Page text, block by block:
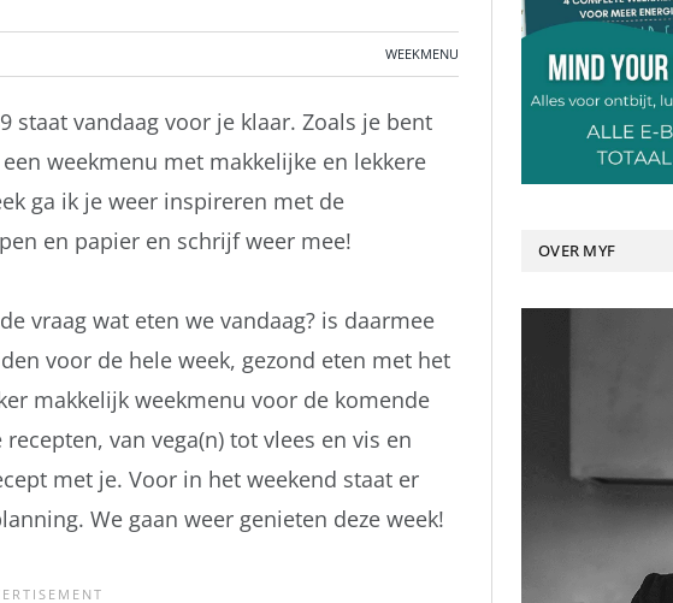
WEEKMENU
staat vandaag voor je klaar. Zoals je bent
weekmenu met makkelijke en lekkere
ga ik je weer inspireren met de
en papier en schrijf weer mee!
vraag wat eten we vandaag? is daarmee
voor de hele week, gezond eten met het
makkelijk weekmenu voor de komende
van vega(n) tot vlees en vis en
met je. Voor in het weekend staat er
We gaan weer genieten deze week!
OVER MYF